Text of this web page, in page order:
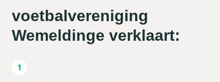
voetbalvereniging
Wemeldinge verklaart: